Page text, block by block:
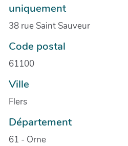
uniquement
38 rue Saint Sauveur
Code postal
61100
Ville
Flers
Département
61 - Orne